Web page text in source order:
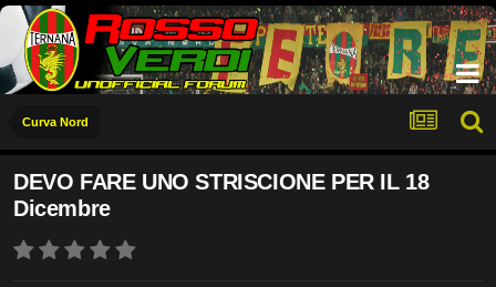
Curva Nord
DEVO FARE UNO STRISCIONE PER IL 18
Dicembre